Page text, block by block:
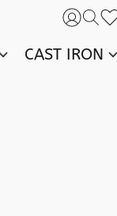
CAST IRON